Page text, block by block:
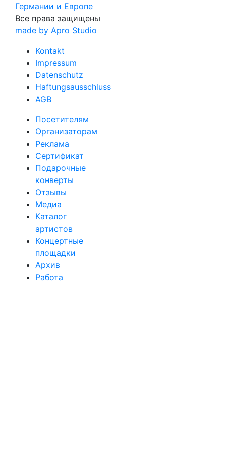
Германии и Европе
Все права защищены
made by Apro Studio
Kontakt
Impressum
Datenschutz
Haftungsausschluss
AGB
Посетителям
Организаторам
Реклама
Сертификат
Подарочные
конверты
Отзывы
Медиа
Каталог
артистов
Концертные
площадки
Архив
Работа